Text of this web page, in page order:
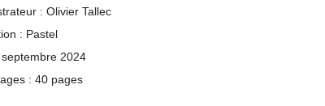
: Olivier Tallec
: Pastel
2024
: 40 pages